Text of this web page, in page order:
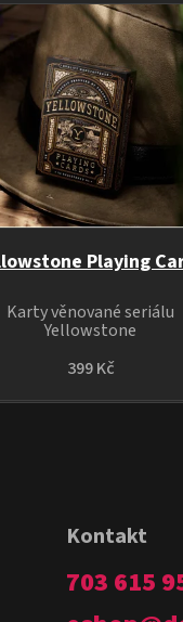
Playing
399 Kč
Karty věnované seriálu
Yellowstone
Kontakt
703 615